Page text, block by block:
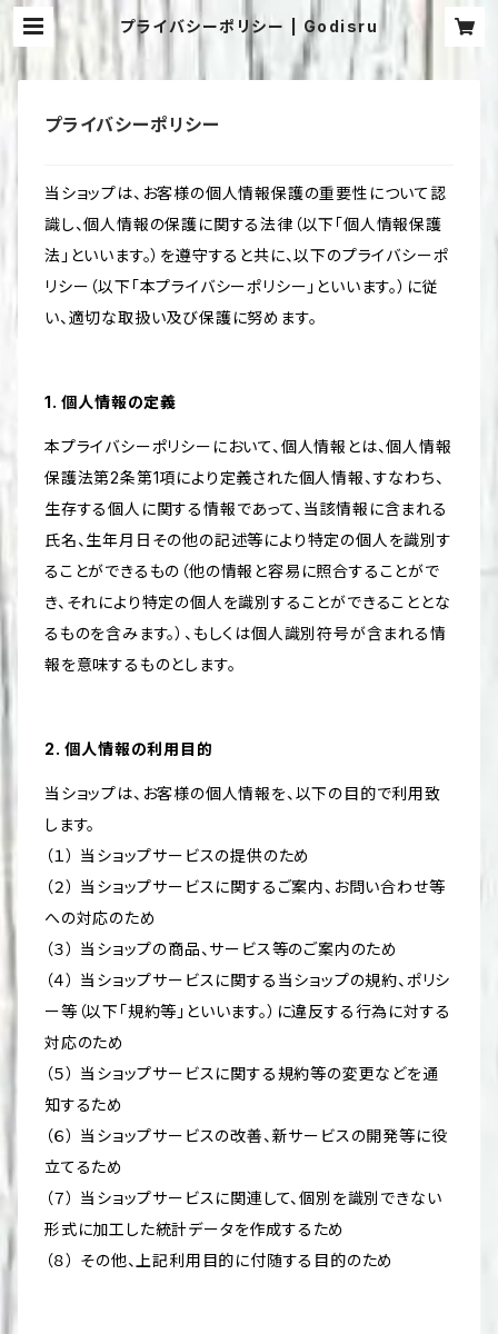
プライバシーポリシー | Godisru
プライバシーポリシー
当ショップは、お客様の個人情報保護の重要性について認
識し、個人情報の保護に関する法律（以下「個人情報保護
法」といいます。）を遵守すると共に、以下のプライバシーポ
リシー（以下「本プライバシーポリシー」といいます。）に従
い、適切な取扱い及び保護に努めます。
1. 個人情報の定義
本プライバシーポリシーにおいて、個人情報とは、個人情報
保護法第2条第1項により定義された個人情報、すなわち、
生存する個人に関する情報であって、当該情報に含まれる
氏名、生年月日その他の記述等により特定の個人を識別す
ることができるもの（他の情報と容易に照合することがで
き、それにより特定の個人を識別することができることとな
るものを含みます。）、もしくは個人識別符号が含まれる情
報を意味するものとします。
2. 個人情報の利用目的
当ショップは、お客様の個人情報を、以下の目的で利用致
します。
（１） 当ショップサービスの提供のため
（２） 当ショップサービスに関するご案内、お問い合わせ等
への対応のため
（３） 当ショップの商品、サービス等のご案内のため
（４） 当ショップサービスに関する当ショップの規約、ポリシ
ー等（以下「規約等」といいます。）に違反する行為に対する
対応のため
（５） 当ショップサービスに関する規約等の変更などを通
知するため
（６） 当ショップサービスの改善、新サービスの開発等に役
立てるため
（７） 当ショップサービスに関連して、個別を識別できない
形式に加工した統計データを作成するため
（８） その他、上記利用目的に付随する目的のため